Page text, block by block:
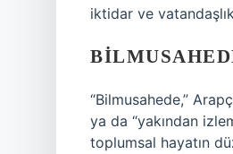
iktidar ve
“Bilmusahede,”
ya da “yakından
toplumsal hayatın